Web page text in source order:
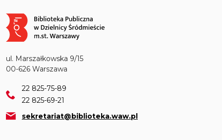
Obraz
ul. Marszałkowska 9/15
00-626 Warszawa
22 825-75-89
22 825-69-21
sekretariat@biblioteka.waw.pl